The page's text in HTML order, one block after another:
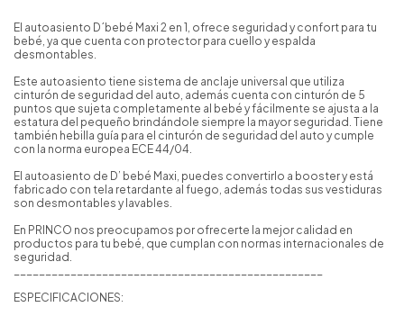
El autoasiento D´bebé Maxi 2 en 1, ofrece seguridad y confort para tu
bebé, ya que cuenta con protector para cuello y espalda
desmontables.
Este autoasiento tiene sistema de anclaje universal que utiliza
cinturón de seguridad del auto, además cuenta con cinturón de 5
puntos que sujeta completamente al bebé y fácilmente se ajusta a la
estatura del pequeño brindándole siempre la mayor seguridad. Tiene
también hebilla guía para el cinturón de seguridad del auto y cumple
con la norma europea ECE 44/04.
El autoasiento de D’ bebé Maxi, puedes convertirlo a booster y está
fabricado con tela retardante al fuego, además todas sus vestiduras
son desmontables y lavables.
En PRINCO nos preocupamos por ofrecerte la mejor calidad en
productos para tu bebé, que cumplan con normas internacionales de
seguridad.
ESPECIFICACIONES: